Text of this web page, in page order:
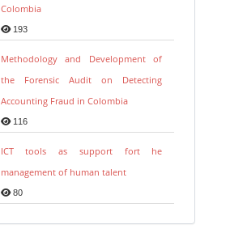
Colombia
193
Methodology and Development of
the Forensic Audit on Detecting
Accounting Fraud in Colombia
116
ICT tools as support fort he
management of human talent
80